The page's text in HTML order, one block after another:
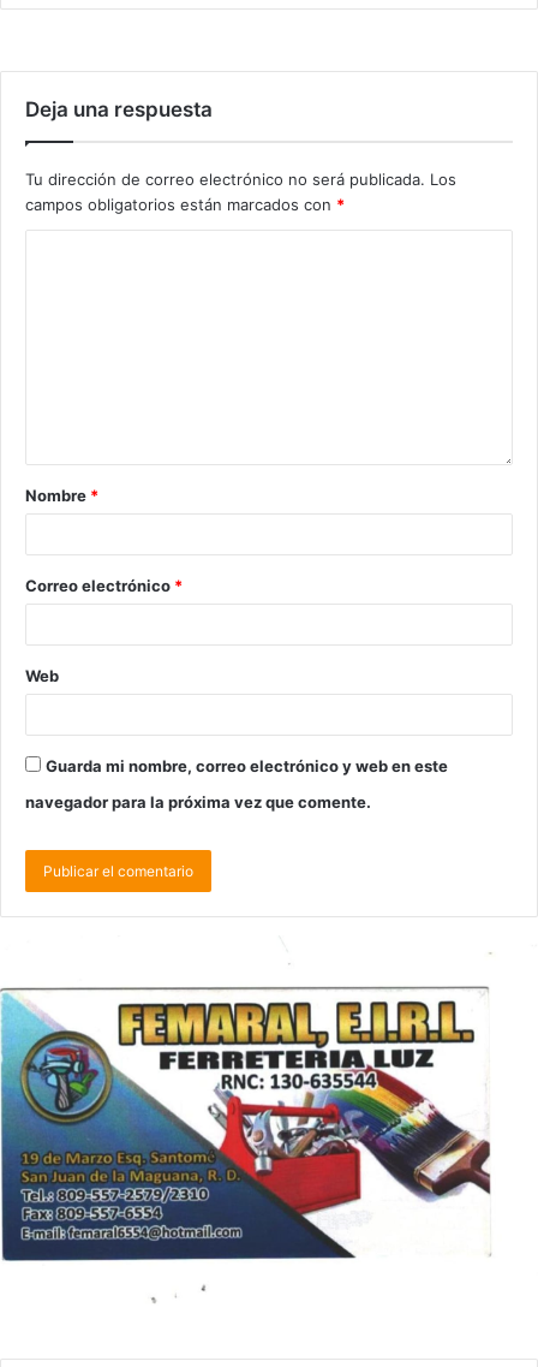
Deja una respuesta
Tu dirección de correo electrónico no será publicada. Los
campos obligatorios están marcados con *
Nombre *
Correo electrónico *
Web
Guarda mi nombre, correo electrónico y web en este
navegador para la próxima vez que comente.